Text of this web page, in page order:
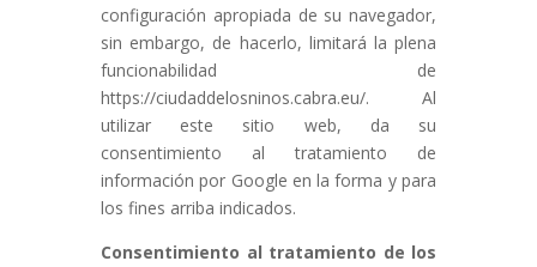
configuración apropiada de su navegador,
sin embargo, de hacerlo, limitará la plena
funcionabilidad de
https://ciudaddelosninos.cabra.eu/. Al
utilizar este sitio web, da su
consentimiento al tratamiento de
información por Google en la forma y para
los fines arriba indicados.
Consentimiento al tratamiento de los